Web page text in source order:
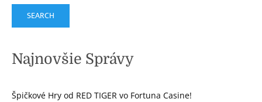
Najnovšie Správy
Špičkové Hry od RED TIGER vo Fortuna Casine!